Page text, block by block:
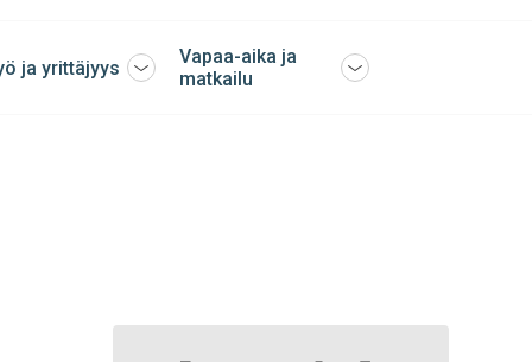
ja yrittäjyys Avaa
Vapaa-aika ja
matkailu
Avaa